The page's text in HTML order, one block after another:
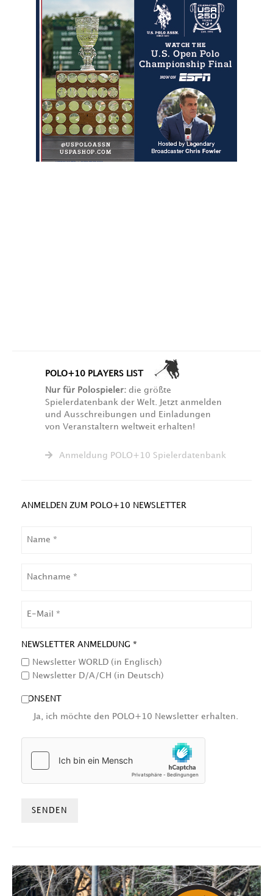
POLO+10 PLAYERS LIST
Nur für Polospieler: die größte
Spielerdatenbank der Welt. Jetzt anmelden
und Ausschreibungen und Einladungen
von Veranstaltern weltweit erhalten!
Anmeldung POLO+10 Spielerdatenbank
ANMELDEN ZUM POLO+10 NEWSLETTER
NEWSLETTER ANMELDUNG *
Newsletter WORLD (in Englisch)
Newsletter D/A/CH (in Deutsch)
CONSENT
Ja, ich möchte den POLO+10 Newsletter erhalten.